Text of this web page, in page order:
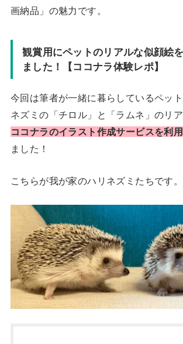
画納品」の魅力です。
観賞用にペットのリアルな似顔絵
ました！【ココナラ体験レポ】
今回は筆者が一緒に暮らしているペッ
ネズミの「チロル」と「ラムネ」のリア
ココナラのイラスト作成サービスを利用
ました！
こちらが我が家のハリネズミたちです。